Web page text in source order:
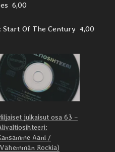
6,00
Start Of The Century 4,00
julkaisut osa 63 –
Ääni /
Rockia)